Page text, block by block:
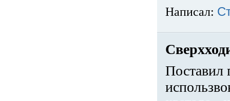
Написал:
Поставил